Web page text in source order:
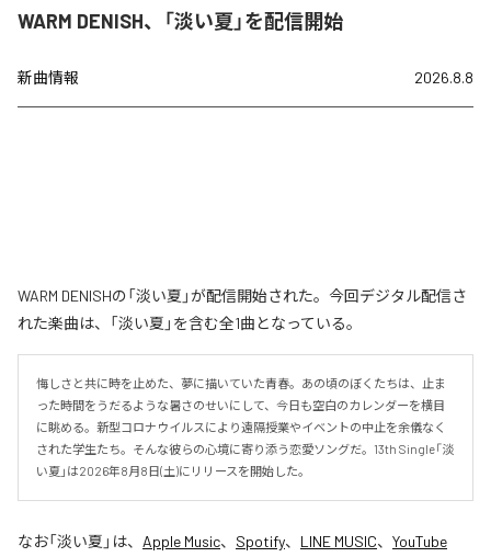
WARM DENISH、「淡い夏」を配信開始
新曲情報 2026.8.8
WARM DENISHの「淡い夏」が配信開始された。今回デジタル配信さ
れた楽曲は、「淡い夏」を含む全1曲となっている。
悔しさと共に時を止めた、夢に描いていた青春。あの頃のぼくたちは、止ま
った時間をうだるような暑さのせいにして、今日も空白のカレンダーを横目
に眺める。新型コロナウイルスにより遠隔授業やイベントの中止を余儀なく
された学生たち。そんな彼らの心境に寄り添う恋愛ソングだ。13th Single「淡
い夏」は2026年8月8日(土)にリリースを開始した。
なお「淡い夏 」は、 Apple Music、 Spotify、 LINE MUSIC、 YouTube